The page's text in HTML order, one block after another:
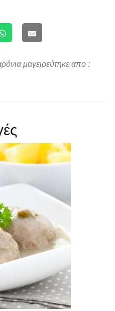
μαγειρεύτηκε απο :